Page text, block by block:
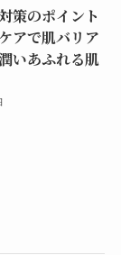
策のポイント
アで肌バリア
いあふれる肌